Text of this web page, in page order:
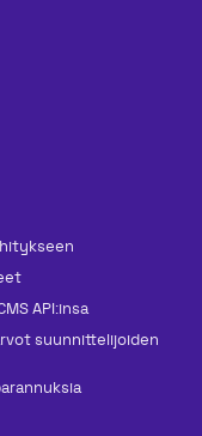
API:insa
suunnittelijoiden